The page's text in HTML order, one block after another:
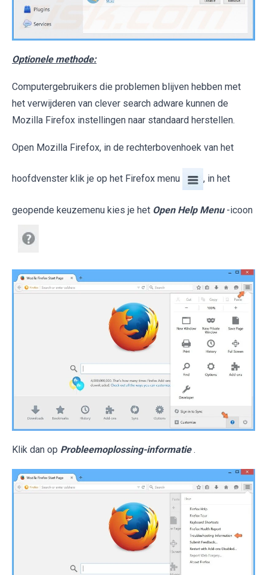
Optionele methode:
Computergebruikers die problemen blijven hebben met
het verwijderen van clever search adware kunnen de
Mozilla Firefox instellingen naar standaard herstellen.
Open Mozilla Firefox, in de rechterbovenhoek van het
hoofdvenster klik je op het Firefox menu , in het
geopende keuzemenu kies je het Open Help Menu -icoon
Klik dan op Probleemoplossing-informatie .